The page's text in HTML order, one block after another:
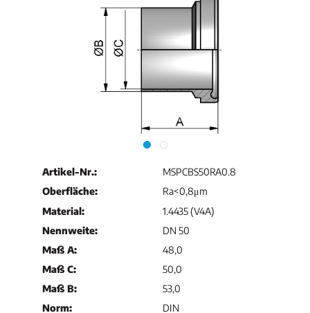
Artikel-Nr.:
MSPCBS50RA0.8
Oberfläche:
Ra<0,8μm
Material:
1.4435 (V4A)
Nennweite:
DN 50
Maß A:
48,0
Maß C:
50,0
Maß B:
53,0
Norm:
DIN